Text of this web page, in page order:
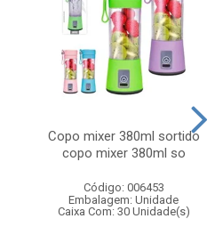
Copo mixer 380ml sortido
copo mixer 380ml so
Código: 006453
Embalagem: Unidade
Caixa Com: 30 Unidade(s)